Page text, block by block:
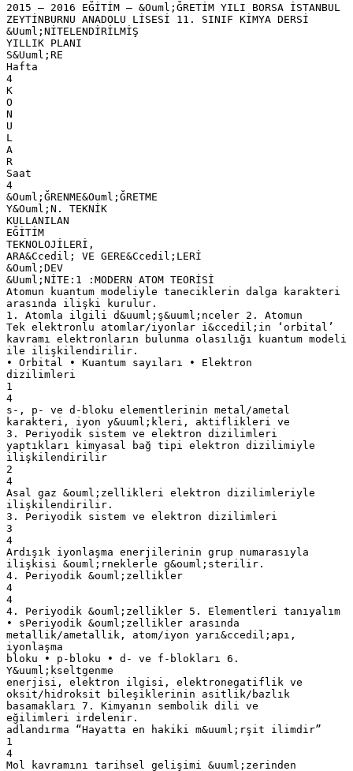
2015 – 2016 EĞİTİM – &Ouml;ĞRETİM YILI BORSA İSTANBUL
ZEYTİNBURNU ANADOLU LİSESİ 11. SINIF KİMYA DERSİ
&Uuml;NİTELENDİRİLMİŞ
YILLIK PLANI
S&Uuml;RE
Hafta
4
K
O
N
U
L
A
R
Saat
4
&Ouml;ĞRENME&Ouml;ĞRETME
Y&Ouml;N. TEKNİK
KULLANILAN
EĞİTİM
TEKNOLOJİLERİ,
ARA&Ccedil; VE GERE&Ccedil;LERİ
&Ouml;DEV
&Uuml;NİTE:1 :MODERN ATOM TEORİSİ
Atomun kuantum modeliyle taneciklerin dalga karakteri
arasında ilişki kurulur.
1. Atomla ilgili d&uuml;ş&uuml;nceler 2. Atomun
Tek elektronlu atomlar/iyonlar i&ccedil;in ‘orbital’
kavramı elektronların bulunma olasılığı kuantum modeli
ile ilişkilendirilir.
• Orbital • Kuantum sayıları • Elektron
dizilimleri
1
4
s-, p- ve d-bloku elementlerinin metal/ametal
karakteri, iyon y&uuml;kleri, aktiflikleri ve
3. Periyodik sistem ve elektron dizilimleri
yaptıkları kimyasal bağ tipi elektron dizilimiyle
ilişkilendirilir
2
4
Asal gaz &ouml;zellikleri elektron dizilimleriyle
ilişkilendirilir.
3. Periyodik sistem ve elektron dizilimleri
3
4
Ardışık iyonlaşma enerjilerinin grup numarasıyla
ilişkisi &ouml;rneklerle g&ouml;sterilir.
4. Periyodik &ouml;zellikler
4
4
4. Periyodik &ouml;zellikler 5. Elementleri tanıyalım
• sPeriyodik &ouml;zellikler arasında
metallik/ametallik, atom/iyon yarı&ccedil;apı,
iyonlaşma
bloku • p-bloku • d- ve f-blokları 6.
Y&uuml;kseltgenme
enerjisi, elektron ilgisi, elektronegatiflik ve
oksit/hidroksit bileşiklerinin asitlik/bazlık
basamakları 7. Kimyanın sembolik dili ve
eğilimleri irdelenir.
adlandırma “Hayatta en hakiki m&uuml;rşit ilimdir”
1
4
Mol kavramını tarihsel gelişimi &uuml;zerinden